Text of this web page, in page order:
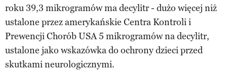
roku 39,3 mikrogramów ma decylitr - dużo więcej niż
ustalone przez amerykańskie Centra Kontroli i
Prewencji Chorób USA 5 mikrogramów na decylitr,
ustalone jako wskazówka do ochrony dzieci przed
skutkami neurologicznymi.